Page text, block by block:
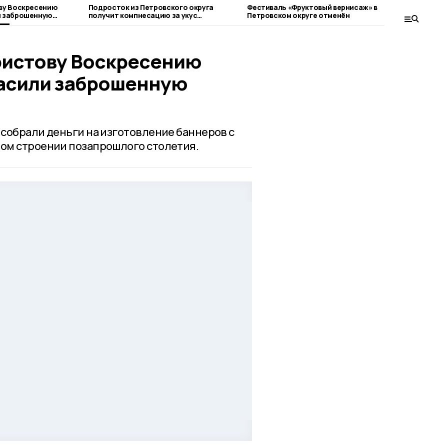
Воскресению
заброшенную
Подросток из Петровского округа
получит компнесацию за укус
бездомной собаки
Фестиваль «Фруктовый вернисаж» в
Петровском округе отменён
округе
кино
Воскресению
заброшенную
деньги на изготовление баннеров с
строении позапрошлого столетия.